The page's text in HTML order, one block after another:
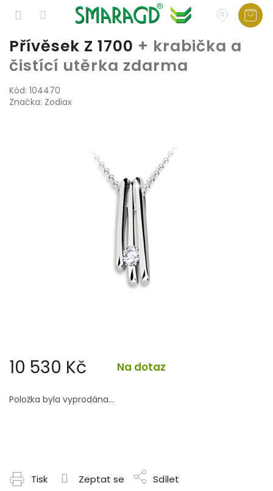
Přejít
obsah
Přívěsek Z 1700 + krabička a
čistící utěrka zdarma
Kód: 104470
Značka: Zodiax
10 530 Kč Na dotaz
cena:
Položka byla vyprodána…
Tisk Zeptat se Sdílet